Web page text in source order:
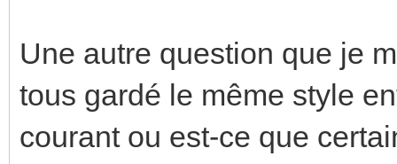
Une autre question que je
tous gardé le même style
courant ou est-ce que